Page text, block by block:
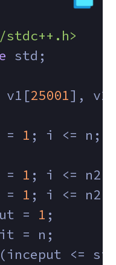
std;
v1[25001],
1 ; i <= n;
1 ; i <= n2;
1 ; i <= n2;
=
1 ;
= n;
<=